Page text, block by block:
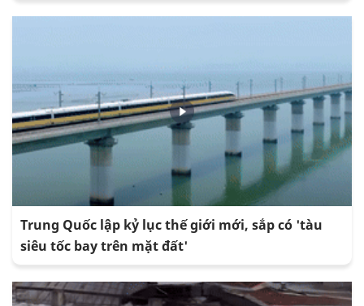
Trung Quốc lập kỷ lục thế giới mới, sắp có 'tàu
siêu tốc bay trên mặt đất'